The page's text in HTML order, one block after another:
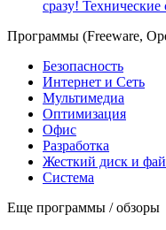
сразу! Технические
Программы (Freeware,
Безопасность
Интернет и Сеть
Мультимедиа
Оптимизация
Офис
Разработка
Жесткий диск и
Система
Еще программы / обзоры